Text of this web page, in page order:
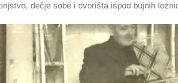
dečje sobe i dvorišta ispod bujnih